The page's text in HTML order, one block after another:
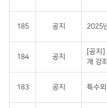
185 공지 2025
184 공지
[공지]
개 강
183 공지 특수